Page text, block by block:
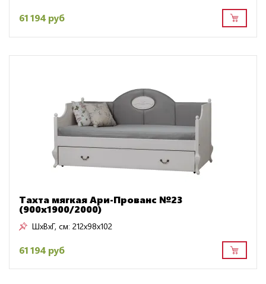
61 194 руб
Тахта мягкая Ари-Прованс №23
(900х1900/2000)
ШxВxГ, см: 212x98x102
61 194 руб